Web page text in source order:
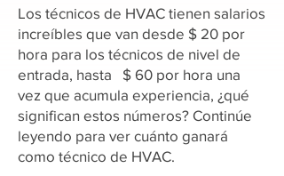
Los técnicos de HVAC tienen salarios
increíbles que van desde $ 20 por
hora para los técnicos de nivel de
entrada, hasta $ 60 por hora una
vez que acumula experiencia, ¿qué
significan estos números? Continúe
leyendo para ver cuánto ganará
como técnico de HVAC.